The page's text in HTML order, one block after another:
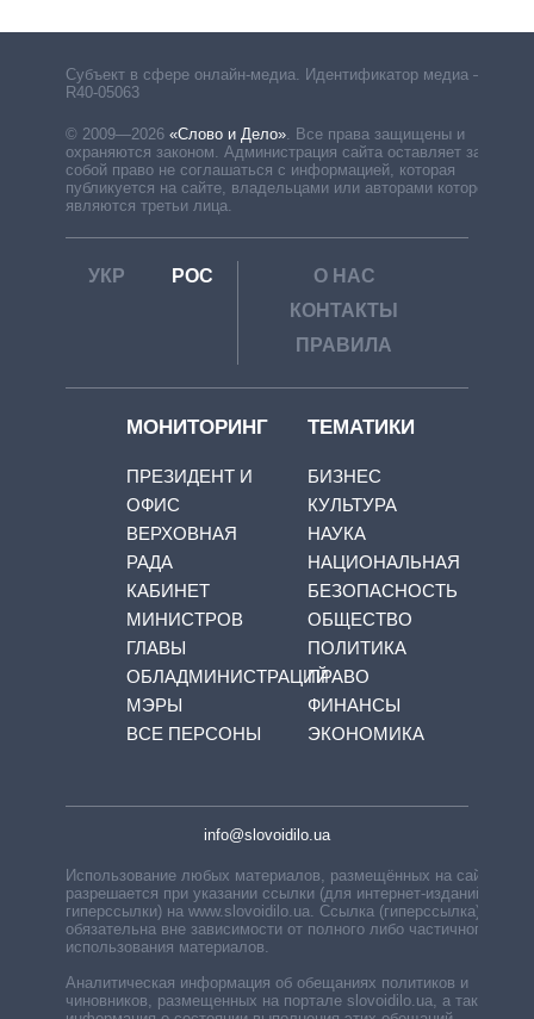
Субъект в сфере онлайн-медиа. Идентификатор медиа –
R40-05063
© 2009—2026 «Слово и Дело» Все права защищены и
охраняются законом. Администрация сайта оставляет за
собой право не соглашаться с информацией, которая
публикуется на сайте, владельцами или авторами которой
являются третьи лица.
УКР РОС
О НАС
КОНТАКТЫ
ПРАВИЛА
МОНИТОРИНГ
ПРЕЗИДЕНТ И
ОФИС
ВЕРХОВНАЯ
РАДА
КАБИНЕТ
МИНИСТРОВ
ГЛАВЫ
ОБЛАДМИНИСТРАЦИЙ
МЭРЫ
ВСЕ ПЕРСОНЫ
ТЕМАТИКИ
БИЗНЕС
КУЛЬТУРА
НАУКА
НАЦИОНАЛЬНАЯ
БЕЗОПАСНОСТЬ
ОБЩЕСТВО
ПОЛИТИКА
ПРАВО
ФИНАНСЫ
ЭКОНОМИКА
info@slovoidilo.ua
Использование любых материалов, размещённых на сайте,
разрешается при указании ссылки (для интернет-изданий —
гиперссылки) на www.slovoidilo.ua. Ссылка (гиперссылка)
обязательна вне зависимости от полного либо частичного
использования материалов.
Аналитическая информация об обещаниях политиков и
чиновников, размещенных на портале slovoidilo.ua, а также